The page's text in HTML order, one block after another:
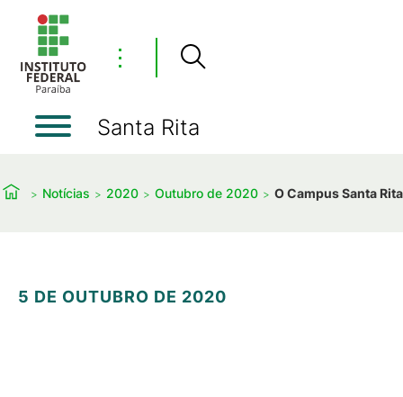
⋮
Santa Rita
Notícias 2020 Outubro de 2020 O Campus Santa
5 DE OUTUBRO DE 2020